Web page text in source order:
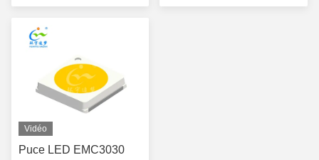
Vidéo
Puce LED EMC3030